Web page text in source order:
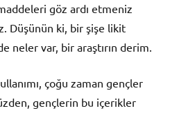
göz ardı etmeniz
Düşünün ki, bir şişe likit
neler var, bir araştırın derim.
çoğu zaman gençler
gençlerin bu içerikler